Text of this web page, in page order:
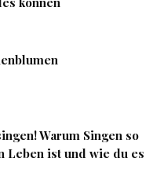
Warum Singen so
Leben ist und wie du es